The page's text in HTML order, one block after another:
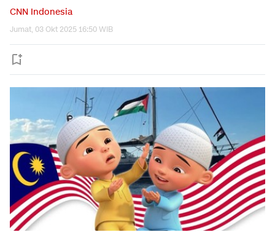
CNN Indonesia
Jumat, 03 Okt 2025 16:50 WIB